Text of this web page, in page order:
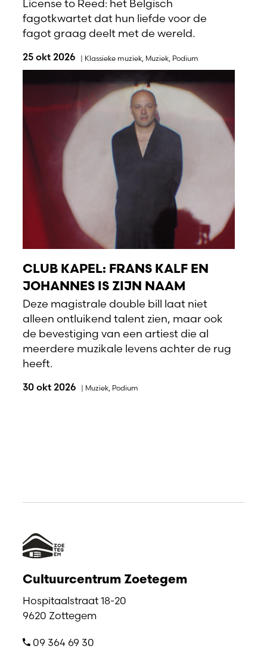
License to Reed: het Belgisch
fagotkwartet dat hun liefde voor de
fagot graag deelt met de wereld.
25 okt 2026 | Klassieke muziek Muziek Podium
CLUB KAPEL: FRANS KALF EN
JOHANNES IS ZIJN NAAM
Deze magistrale double bill laat niet
alleen ontluikend talent zien, maar ook
de bevestiging van een artiest die al
meerdere muzikale levens achter de rug
heeft.
30 okt 2026 | Muziek, Podium
Cultuurcentrum Zoetegem
Hospitaalstraat 18-20
9620 Zottegem
09 364 69 30